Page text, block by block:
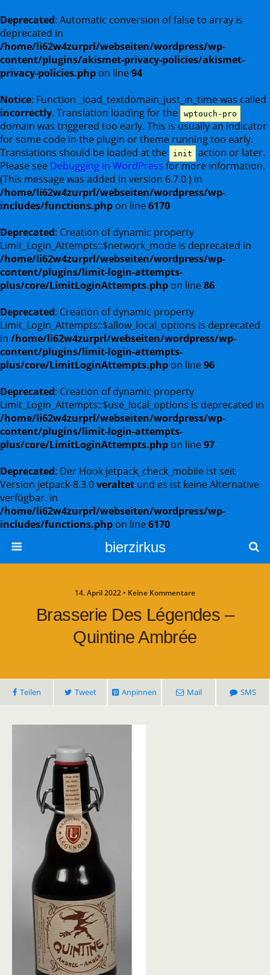
Deprecated: Automatic conversion of false to array is
deprecated in
/home/li62w4zurprl/webseiten/wordpress/wp-
content/plugins/akismet-privacy-policies/akismet-
privacy-policies.php on line94
Notice: Function _load_textdomain_just_in_time was called
incorrectly. Translation loading for the wptouch-pro
domain was triggered too early. This is usually an indicator
for some code in the plugin or theme running too early.
Translations should be loaded at the
init
action or later.
Please see Debugging in WordPress for more information.
(This message was added in version 6.7.0.) in
/home/li62w4zurprl/webseiten/wordpress/wp-
includes/functions.php on line6170
Deprecated: Creation of dynamic property
Limit_Login_Attempts::$network_mode is deprecated in
/home/li62w4zurprl/webseiten/wordpress/wp-
content/plugins/limit-login-attempts-
plus/core/LimitLoginAttempts.php on line86
Deprecated: Creation of dynamic property
Limit_Login_Attempts::$allow_local_options is deprecated
in /home/li62w4zurprl/webseiten/wordpress/wp-
content/plugins/limit-login-attempts-
plus/core/LimitLoginAttempts.php on line96
Deprecated: Creation of dynamic property
Limit_Login_Attempts::$use_local_options is deprecated in
/home/li62w4zurprl/webseiten/wordpress/wp-
content/plugins/limit-login-attempts-
plus/core/LimitLoginAttempts.php on line97
Deprecated: Der Hook jetpack_check_mobile ist seit
Version jetpack-8.3.0veraltet und es ist keine Alternative
verfügbar. in
/home/li62w4zurprl/webseiten/wordpress/wp-
includes/functions.php on line6170
bierzirkus
14. April 2022 • Keine Kommentare
Brasserie Des Légendes –
Quintine Ambrée
Teilen Tweet Anpinnen Mail SMS